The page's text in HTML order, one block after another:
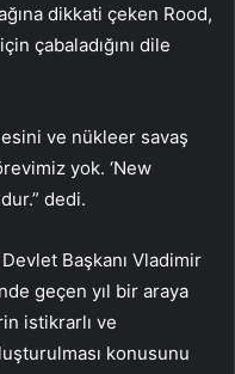
dikkati çeken Rood,
çabaladığını dile
ve nükleer savaş
yok. ‘New
dedi.
Başkanı Vladimir
geçen yıl bir araya
istikrarlı ve
konusunu